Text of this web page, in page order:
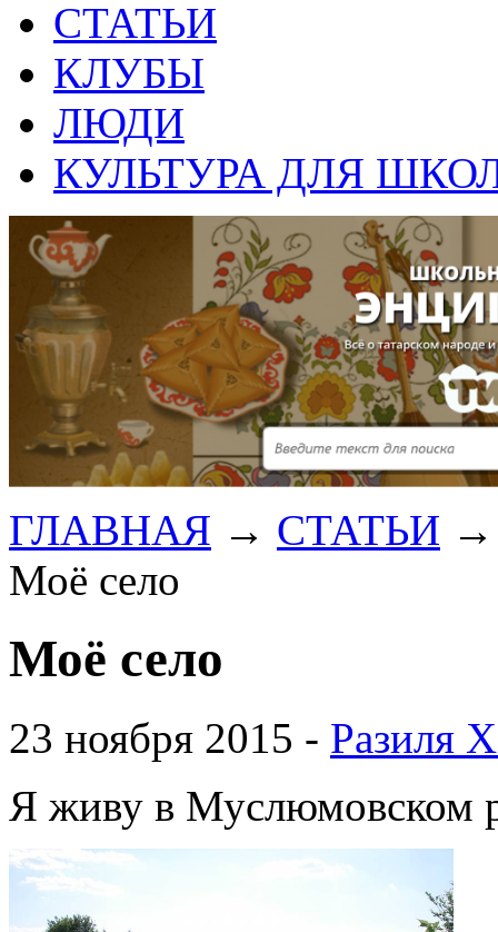
СТАТЬИ
КЛУБЫ
ЛЮДИ
КУЛЬТУРА ДЛЯ
ГЛАВНАЯ → СТАТЬИ
Моё село
Моё село
23 ноября 2015 - Разиля
Я живу в Муслюмовском